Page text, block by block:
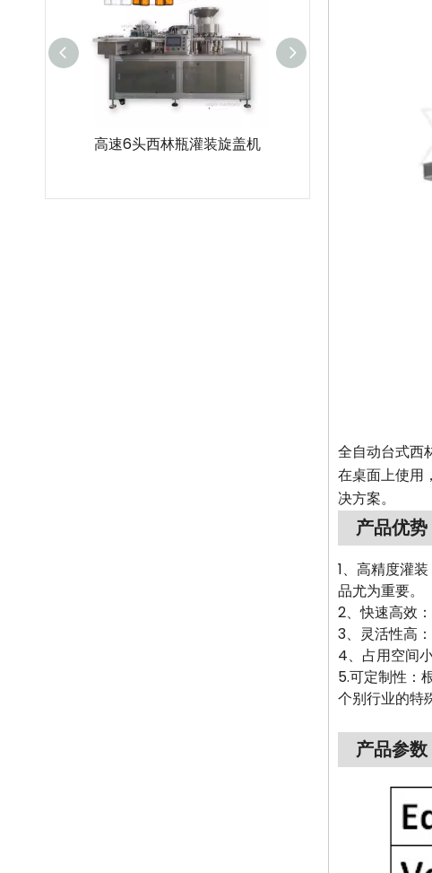
西林瓶灌装旋盖机
10ml塑料安瓿灌装封口机带
多功
全自动台式西
在桌面上使用
决方案。
产品优势
1、高精度灌
品尤为重要。
2、快速高效
3、灵活性高
4、占用空间
5.可定制性：
个别行业的特
产品参数